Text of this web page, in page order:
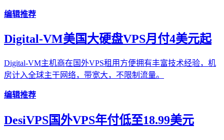
编辑推荐
Digital-VM美国大硬盘VPS月付4美元起
Digital-VM主机商在国外VPS租用方便拥有丰富技术经验，机
房计入全球主干网络，带宽大，不限制流量。
编辑推荐
DesiVPS国外VPS年付低至18.99美元